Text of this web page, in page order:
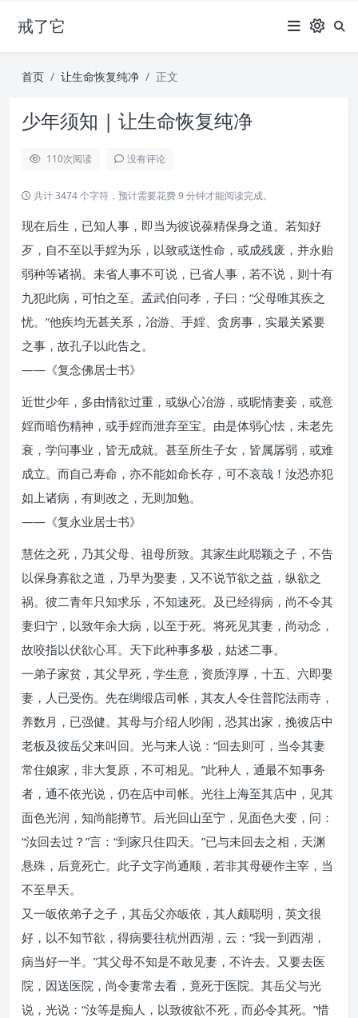
戒了它
首页 让生命恢复纯净 正文
少年须知 | 让生命恢复纯净
110次阅读 没有评论
共计 3474 个字符，预计需要花费 9 分钟才能阅读完成。
现在后生，已知人事，即当为彼说葆精保身之道。若知好
歹，自不至以手婬为乐，以致或送性命，或成残废，并永贻
弱种等诸祸。未省人事不可说，已省人事，若不说，则十有
九犯此病，可怕之至。孟武伯问孝，子曰：“父母唯其疾之
忧。”他疾均无甚关系，冶游、手婬、贪房事，实最关紧要
之事，故孔子以此告之。
——《复念佛居士书》
近世少年，多由情欲过重，或纵心冶游，或昵情妻妾，或意
婬而暗伤精神，或手婬而泄弃至宝。由是体弱心怯，未老先
衰，学问事业，皆无成就。甚至所生子女，皆属孱弱，或难
成立。而自己寿命，亦不能如命长存，可不哀哉！汝恐亦犯
如上诸病，有则改之，无则加勉。
——《复永业居士书》
慧佐之死，乃其父母、祖母所致。其家生此聪颖之子，不告
以保身寡欲之道，乃早为娶妻，又不说节欲之益，纵欲之
祸。彼二青年只知求乐，不知速死。及已经得病，尚不令其
妻归宁，以致年余大病，以至于死。将死见其妻，尚动念，
故咬指以伏欲心耳。天下此种事多极，姑述二事。
一弟子家贫，其父早死，学生意，资质淳厚，十五、六即娶
妻，人已受伤。先在绸缎店司帐，其友人令住普陀法雨寺，
养数月，已强健。其母与介绍人吵闹，恐其出家，挽彼店中
老板及彼岳父来叫回。光与来人说：“回去则可，当令其妻
常住娘家，非大复原，不可相见。”此种人，通最不知事务
者，通不依光说，仍在店中司帐。光往上海至其店中，见其
面色光润，知尚能撙节。后光回山至宁，见面色大变，问：
“汝回去过？”言：“到家只住四天。”已与未回去之相，天渊
悬殊，后竟死亡。此子文字尚通顺，若非其母硬作主宰，当
不至早夭。
又一皈依弟子之子，其岳父亦皈依，其人颇聪明，英文很
好，以不知节欲，得病要往杭州西湖，云：“我一到西湖，
病当好一半。”其父母不知是不敢见妻，不许去。又要去医
院，因送医院，尚令妻常去看，竟死于医院。其岳父与光
说，光说：“汝等是痴人，以致彼欲不死，而必令其死。”惜